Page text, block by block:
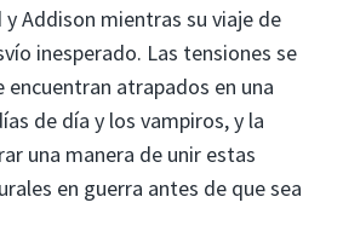
y Addison mientras su viaje de
inesperado. Las tensiones se
encuentran atrapados en una
de día y los vampiros, y la
una manera de unir estas
en guerra antes de que sea